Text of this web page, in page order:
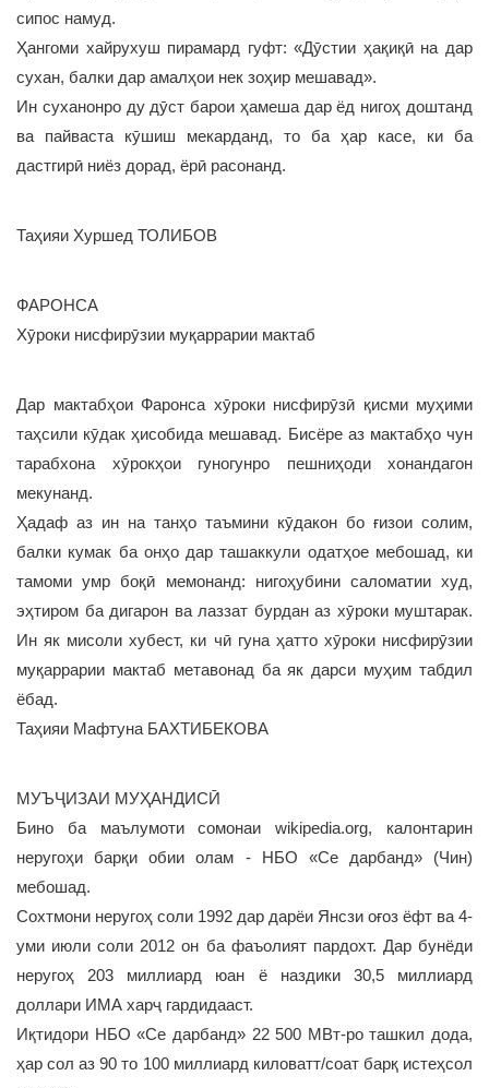
сипос намуд.
Ҳангоми хайрухуш пирамард гуфт: «Дӯстии ҳақиқӣ на дар
сухан, балки дар амалҳои нек зоҳир мешавад».
Ин суханонро ду дӯст барои ҳамеша дар ёд нигоҳ доштанд
ва пайваста кӯшиш мекарданд, то ба ҳар касе, ки ба
дастгирӣ ниёз дорад, ёрӣ расонанд.
Таҳияи Хуршед ТОЛИБОВ
ФАРОНСА
Хӯроки нисфирӯзии муқаррарии мактаб
Дар мактабҳои Фаронса хӯроки нисфирӯзӣ қисми муҳими
таҳсили кӯдак ҳисобида мешавад. Бисёре аз мактабҳо чун
тарабхона хӯрокҳои гуногунро пешниҳоди хонандагон
мекунанд.
Ҳадаф аз ин на танҳо таъмини кӯдакон бо ғизои солим,
балки кумак ба онҳо дар ташаккули одатҳое мебошад, ки
тамоми умр боқӣ мемонанд: нигоҳубини саломатии худ,
эҳтиром ба дигарон ва лаззат бурдан аз хӯроки муштарак.
Ин як мисоли хубест, ки чӣ гуна ҳатто хӯроки нисфирӯзии
муқаррарии мактаб метавонад ба як дарси муҳим табдил
ёбад.
Таҳияи Мафтуна БАХТИБЕКОВА
МУЪҶИЗАИ МУҲАНДИСӢ
Бино ба маълумоти сомонаи wikipedia.org, калонтарин
неругоҳи барқи обии олам - НБО «Се дарбанд» (Чин)
мебошад.
Сохтмони неругоҳ соли 1992 дар дарёи Янсзи оғоз ёфт ва 4-
уми июли соли 2012 он ба фаъолият пардохт. Дар бунёди
неругоҳ 203 миллиард юан ё наздики 30,5 миллиард
доллари ИМА харҷ гардидааст.
Иқтидори НБО «Се дарбанд» 22 500 МВт-ро ташкил дода,
ҳар сол аз 90 то 100 миллиард киловатт/соат барқ истеҳсол